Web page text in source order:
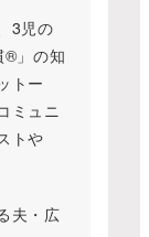
3児の
®」の知
トー
ミュニ
トや
夫・広